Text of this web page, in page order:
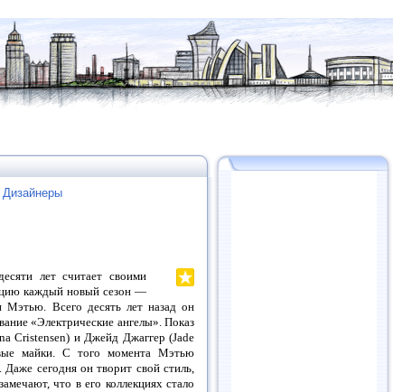
лет считает своими
каждый новый сезон —
Мэтью. Всего десять лет назад он
«Электрические ангелы». Показ
Cristensen) и Джейд Джаггер (Jade
майки. С того момента Мэтью
сегодня он творит свой стиль,
что в его коллекциях стало